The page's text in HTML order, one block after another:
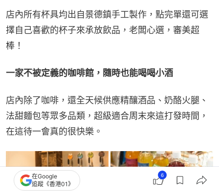
店內所有杯具均出自景德鎮手工製作，點完單還可選
擇自己喜歡的杯子來承放飲品，老闆心選，審美超
棒！
一家不被定義的咖啡館，隨時也能喝喝小酒
店內除了咖啡，還全天候供應精釀酒品、奶酪火腿、
法甜麵包等眾多品類，超級適合周末來這打發時間，
在這待一會真的很快樂。
在Google
追蹤《香港01》
6